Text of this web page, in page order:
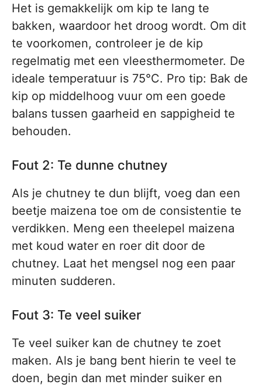
Het is gemakkelijk om kip te lang te
bakken, waardoor het droog wordt. Om dit
te voorkomen, controleer je de kip
regelmatig met een vleesthermometer. De
ideale temperatuur is 75°C. Pro tip: Bak de
kip op middelhoog vuur om een goede
balans tussen gaarheid en sappigheid te
behouden.
Fout 2: Te dunne chutney
Als je chutney te dun blijft, voeg dan een
beetje maizena toe om de consistentie te
verdikken. Meng een theelepel maizena
met koud water en roer dit door de
chutney. Laat het mengsel nog een paar
minuten sudderen.
Fout 3: Te veel suiker
Te veel suiker kan de chutney te zoet
maken. Als je bang bent hierin te veel te
doen, begin dan met minder suiker en